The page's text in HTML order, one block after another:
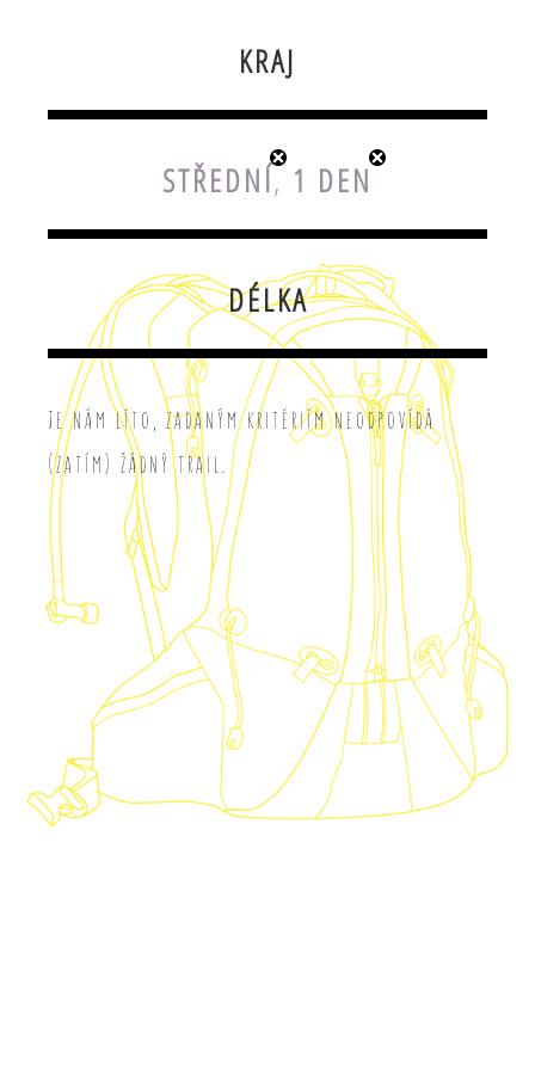
KRAJ
STŘEDNÍ, 1 DEN
DÉLKA
Je nám líto, zadaným kritériím neodpovídá
(zatím) žádný trail.